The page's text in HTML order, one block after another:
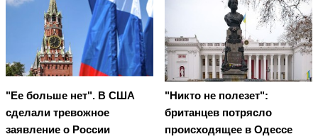
"Ее больше нет". В США
сделали тревожное
заявление о России
"Никто не полезет":
британцев потрясло
происходящее в Одессе